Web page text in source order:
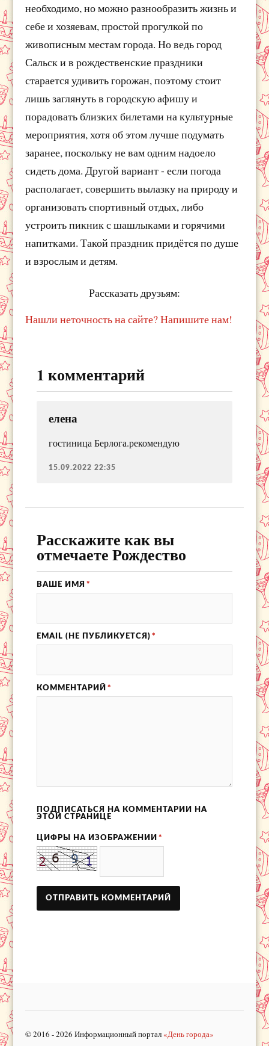
необходимо, но можно разнообразить жизнь и
себе и хозяевам, простой прогулкой по
живописным местам города. Но ведь город
Сальск и в рождественские праздники
старается удивить горожан, поэтому стоит
лишь заглянуть в городскую афишу и
порадовать близких билетами на культурные
мероприятия, хотя об этом лучше подумать
заранее, поскольку не вам одним надоело
сидеть дома. Другой вариант - если погода
располагает, совершить вылазку на природу и
организовать спортивный отдых, либо
устроить пикник с шашлыками и горячими
напитками. Такой праздник придётся по душе
и взрослым и детям.
Рассказать друзьям:
Нашли неточность на сайте? Напишите нам!
1 комментарий
елена
гостиница Берлога.рекомендую
15.09.2022 22:35
Расскажите как вы
отмечаете Рождество
ВАШЕ ИМЯ *
EMAIL (НЕ ПУБЛИКУЕТСЯ) *
КОММЕНТАРИЙ *
ПОДПИСАТЬСЯ НА КОММЕНТАРИИ НА
ЭТОЙ СТРАНИЦЕ
ЦИФРЫ НА ИЗОБРАЖЕНИИ *
© 2016 - 2026 Информационный портал «День города»